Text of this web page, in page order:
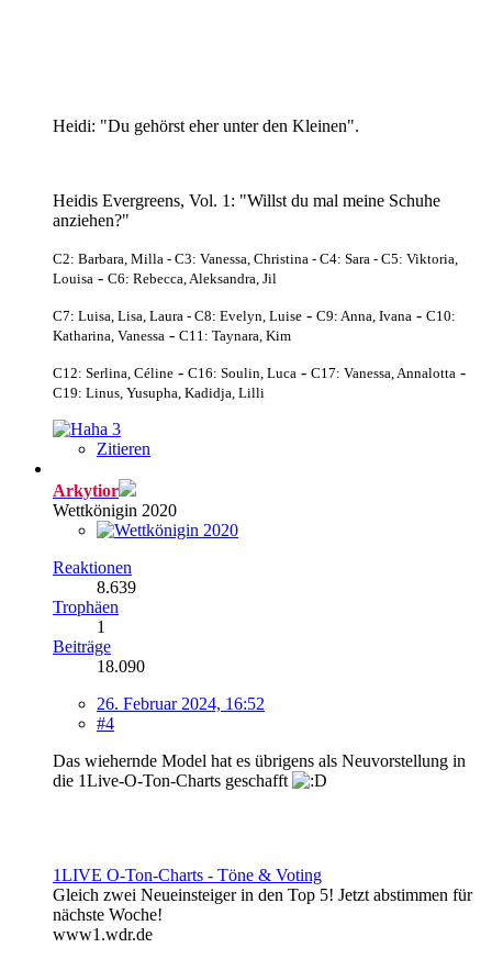
Heidi: "Du gehörst eher unter den Kleinen".
Heidis Evergreens, Vol. 1: "Willst du mal meine Schuhe
anziehen?"
C2: Barbara, Milla - C3: Vanessa, Christina - C4: Sara - C5: Viktoria,
Louisa - C6: Rebecca, Aleksandra, Jil
C7: Luisa, Lisa, Laura - C8: Evelyn, Luise - C9: Anna, Ivana - C10:
Katharina, Vanessa - C11: Taynara, Kim
C12: Serlina, Céline - C16: Soulin, Luca - C17: Vanessa, Annalotta -
C19: Linus, Yusupha, Kadidja, Lilli
3
Zitieren
Arkytior
Wettkönigin 2020
Reaktionen
8.639
Trophäen
1
Beiträge
18.090
26. Februar 2024, 16:52
#4
Das wiehernde Model hat es übrigens als Neuvorstellung in
die 1Live-O-Ton-Charts geschafft
1LIVE O-Ton-Charts - Töne & Voting
Gleich zwei Neueinsteiger in den Top 5! Jetzt abstimmen für
nächste Woche!
www1.wdr.de